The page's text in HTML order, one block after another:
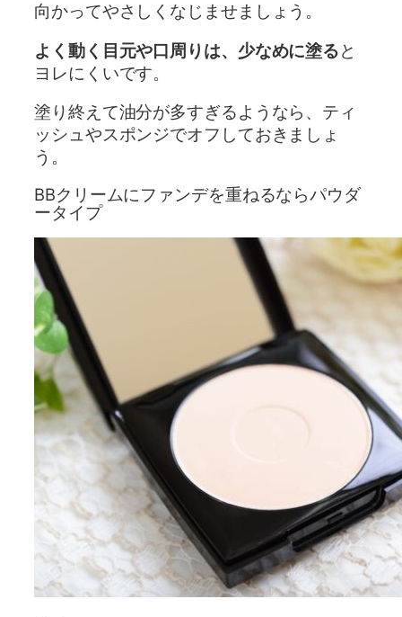
向かってやさしくなじませましょう。
よく動く目元や口周りは、少なめに塗ると
ヨレにくいです。
塗り終えて油分が多すぎるようなら、ティ
ッシュやスポンジでオフしておきましょ
う。
BBクリームにファンデを重ねるならパウダ
ータイプ